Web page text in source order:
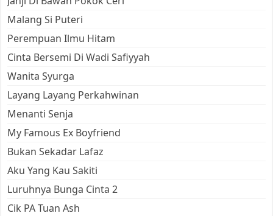
Malang Si Puteri
Perempuan Ilmu Hitam
Cinta Bersemi Di Wadi Safiyyah
Wanita Syurga
Layang Layang Perkahwinan
Menanti Senja
My Famous Ex Boyfriend
Bukan Sekadar Lafaz
Aku Yang Kau Sakiti
Luruhnya Bunga Cinta 2
Cik PA Tuan Ash